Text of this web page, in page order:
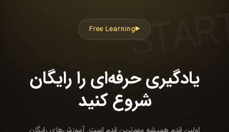
Free Learning
یادگیری حرفه‌ای را رایگان
شروع کنید